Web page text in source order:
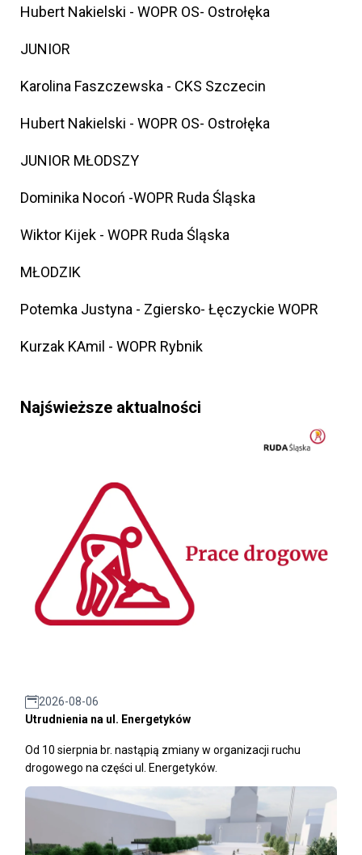
Hubert Nakielski - WOPR OS- Ostrołęka
JUNIOR
Karolina Faszczewska - CKS Szczecin
Hubert Nakielski - WOPR OS- Ostrołęka
JUNIOR MŁODSZY
Dominika Nocoń -WOPR Ruda Śląska
Wiktor Kijek - WOPR Ruda Śląska
MŁODZIK
Potemka Justyna - Zgiersko- Łęczyckie WOPR
Kurzak KAmil - WOPR Rybnik
Najświeższe aktualności
2026-08-06
Utrudnienia na ul. Energetyków
Od 10 sierpnia br. nastąpią zmiany w organizacji ruchu
drogowego na części ul. Energetyków.